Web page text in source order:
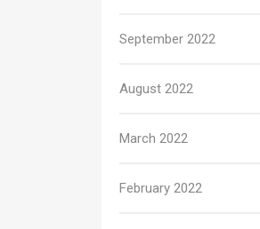
September 2022
August 2022
March 2022
February 2022